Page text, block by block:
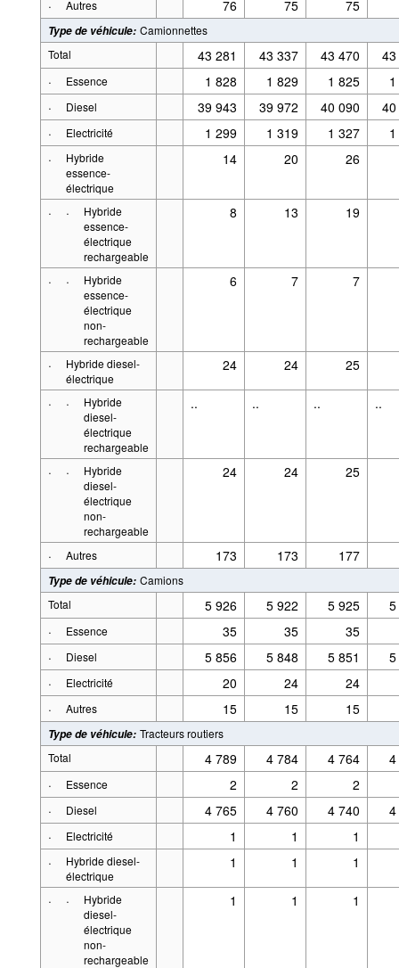
· Autres 76 75 75
Type de véhicule: Camionnettes
Total
43 281 43 337 43 470
43
·
Essence 1 828 1 829 1 825
·
Diesel 39 943 39 972 40 090
40
·
Electricité 1 299 1 319 1 327
·
Hybride
essence-
électrique
14 20 26
· ·
Hybride
essence-
électrique
rechargeable
8 13 19
· ·
Hybride
essence-
électrique
non-
rechargeable
6 7 7
·
Hybride diesel-
électrique
24 24 25
· ·
Hybride
diesel-
électrique
rechargeable
.. .. .. ..
· ·
Hybride
diesel-
électrique
non-
rechargeable
24 24 25
· Autres 173 173 177
Type de véhicule: Camions
Total
5 926 5 922 5 925
5
·
Essence 35 35
35
·
Diesel 5 856 5 848 5 851
5
·
Electricité 20 24
24
·
Autres 15 15 15
Type de véhicule: Tracteurs routiers
Total
4 789 4 784 4 764
4
·
Essence 2 2
2
·
Diesel 4 765 4 760 4 740
4
·
Electricité 1 1
1
·
Hybride diesel-
électrique
1 1 1
· ·
Hybride
diesel-
électrique
non-
rechargeable
1 1 1